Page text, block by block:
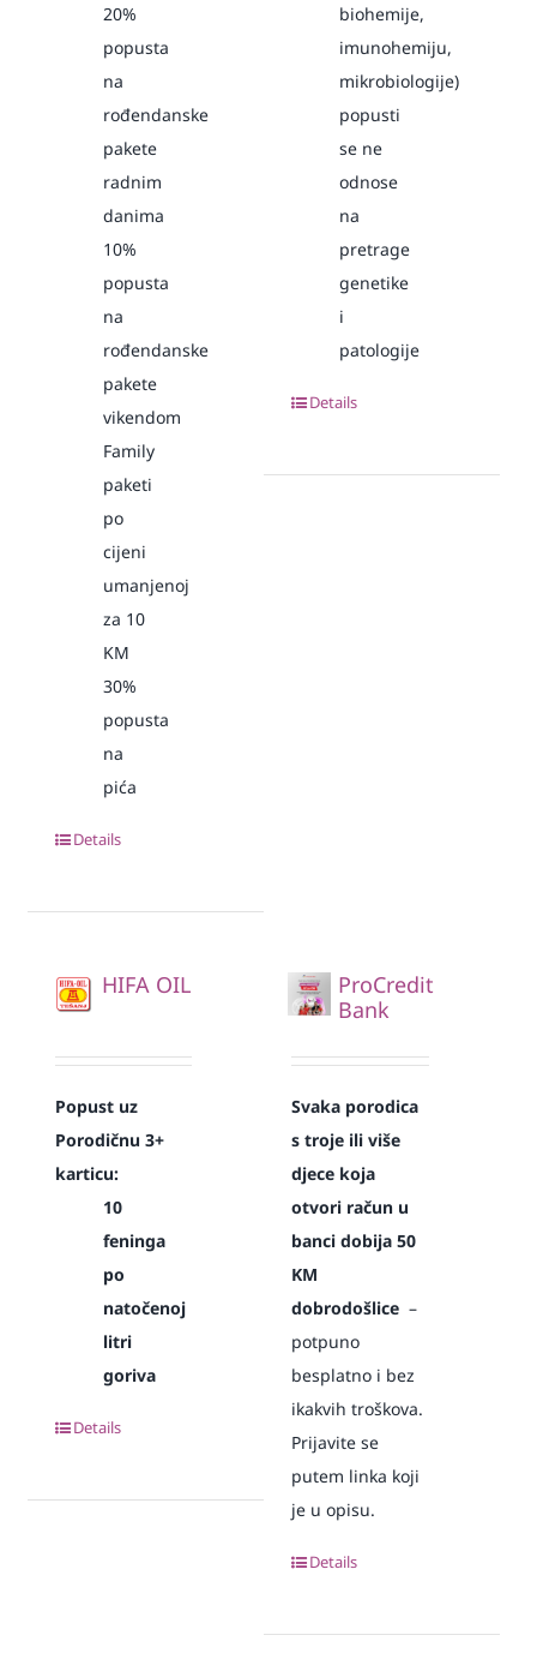
20%
popusta
na
rođendanske
pakete
radnim
danima
10%
popusta
na
rođendanske
pakete
vikendom
Family
paketi
po
cijeni
umanjenoj
za 10
KM
30%
popusta
na
pića
Details
biohemije,
imunohemiju,
mikrobiologije)
popusti
se ne
odnose
na
pretrage
genetike
i
patologije
Details
HIFA OIL
Popust uz
Porodičnu 3+
karticu:
10
feninga
po
natočenoj
litri
goriva
Details
ProCredit
Bank
Svaka porodica
s troje ili više
djece koja
otvori račun u
banci dobija 50
KM
dobrodošlice –
potpuno
besplatno i bez
ikakvih troškova.
Prijavite se
putem linka koji
je u opisu.
Details